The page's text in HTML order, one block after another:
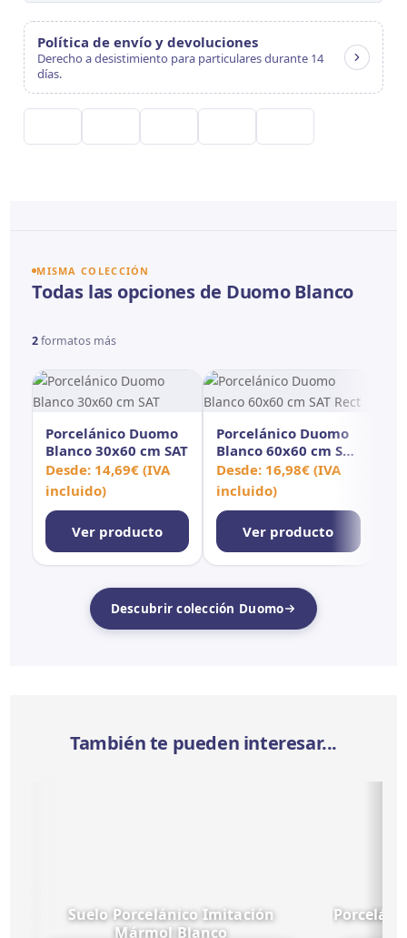
Política de envío y devoluciones
Derecho a desistimiento para particulares durante 14
días.
MISMA COLECCIÓN
Todas las opciones de Duomo Blanco
2formatos más
Porcelánico Duomo
Blanco 30x60 cm SAT
Desde: 14,69€ (IVA
incluido)
Ver producto
Porcelánico Duomo
Blanco 60x60 cm SAT
Rect
Desde: 16,98€ (IVA
incluido)
Ver producto
Descubrir colección Duomo
También te pueden interesar...
Suelo Porcelánico Imitación
Mármol Blanco